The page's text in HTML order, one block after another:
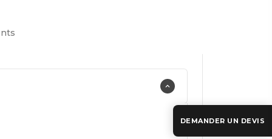
DEMANDER UN DEVIS